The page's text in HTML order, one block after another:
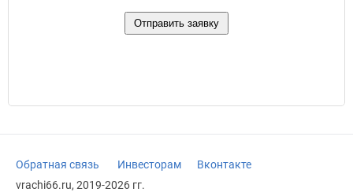
Обратная связь Инвесторам
Вконтакте
vrachi66.ru, 2019-2026 гг.